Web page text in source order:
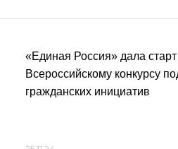
«Единая Россия» дала старт
Всероссийскому конкурсу
гражданских инициатив